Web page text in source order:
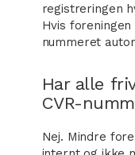
registreringen
Hvis
nummeret
Har alle
CVR-
Nej. Mindre